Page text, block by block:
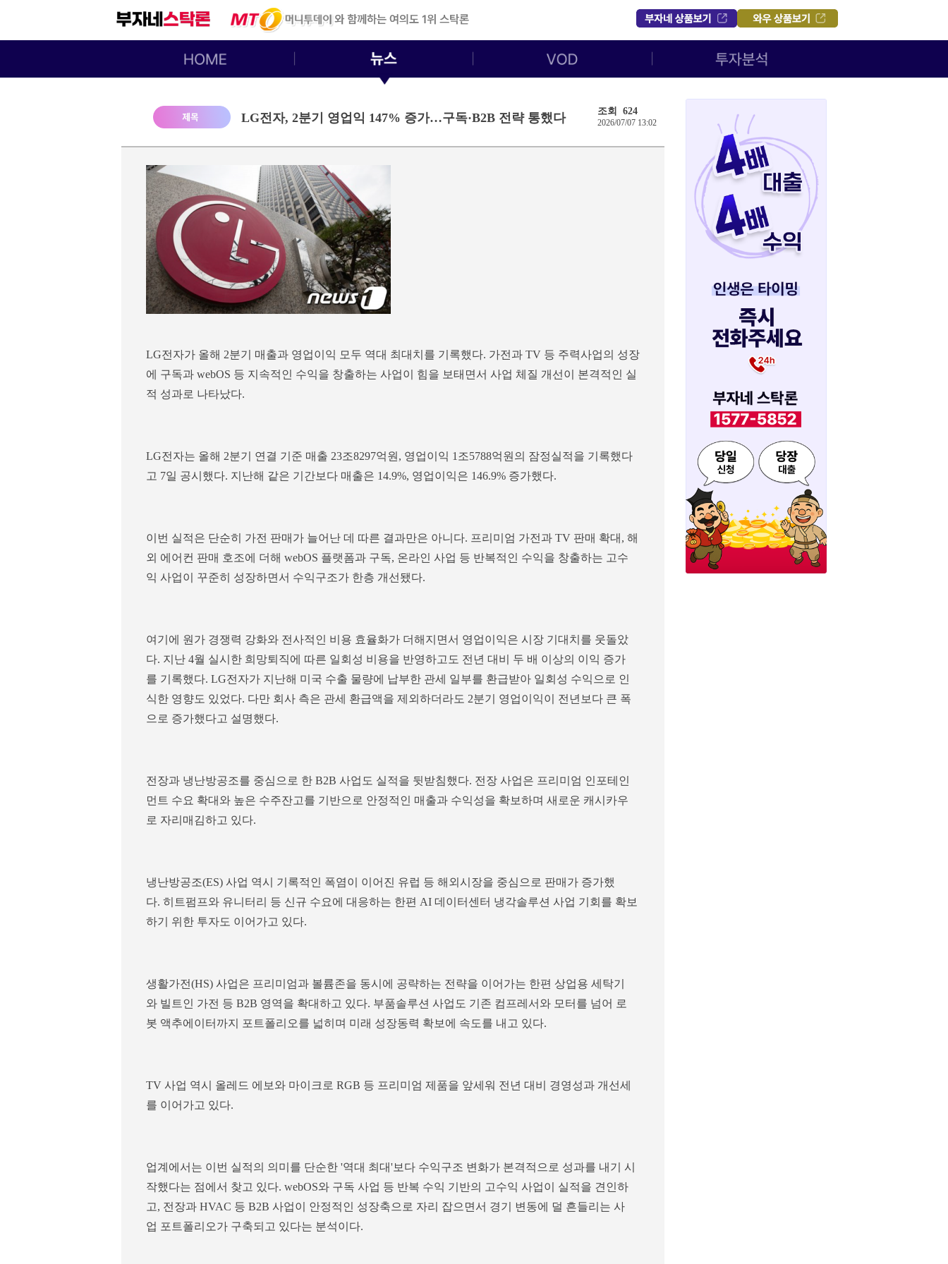
LG전자, 2분기 영업익 147% 증가…구독·B2B 전략 통했다 조회 624
2026/07/07 13:02
LG전자가 올해 2분기 매출과 영업이익 모두 역대 최대치를 기록했다. 가전과 TV 등 주력사업의 성장
에 구독과 webOS 등 지속적인 수익을 창출하는 사업이 힘을 보태면서 사업 체질 개선이 본격적인 실
적 성과로 나타났다.
LG전자는 올해 2분기 연결 기준 매출 23조8297억원, 영업이익 1조5788억원의 잠정실적을 기록했다
고 7일 공시했다. 지난해 같은 기간보다 매출은 14.9%, 영업이익은 146.9% 증가했다.
이번 실적은 단순히 가전 판매가 늘어난 데 따른 결과만은 아니다. 프리미엄 가전과 TV 판매 확대, 해
외 에어컨 판매 호조에 더해 webOS 플랫폼과 구독, 온라인 사업 등 반복적인 수익을 창출하는 고수
익 사업이 꾸준히 성장하면서 수익구조가 한층 개선됐다.
여기에 원가 경쟁력 강화와 전사적인 비용 효율화가 더해지면서 영업이익은 시장 기대치를 웃돌았
다. 지난 4월 실시한 희망퇴직에 따른 일회성 비용을 반영하고도 전년 대비 두 배 이상의 이익 증가
를 기록했다. LG전자가 지난해 미국 수출 물량에 납부한 관세 일부를 환급받아 일회성 수익으로 인
식한 영향도 있었다. 다만 회사 측은 관세 환급액을 제외하더라도 2분기 영업이익이 전년보다 큰 폭
으로 증가했다고 설명했다.
전장과 냉난방공조를 중심으로 한 B2B 사업도 실적을 뒷받침했다. 전장 사업은 프리미엄 인포테인
먼트 수요 확대와 높은 수주잔고를 기반으로 안정적인 매출과 수익성을 확보하며 새로운 캐시카우
로 자리매김하고 있다.
냉난방공조(ES) 사업 역시 기록적인 폭염이 이어진 유럽 등 해외시장을 중심으로 판매가 증가했
다. 히트펌프와 유니터리 등 신규 수요에 대응하는 한편 AI 데이터센터 냉각솔루션 사업 기회를 확보
하기 위한 투자도 이어가고 있다.
생활가전(HS) 사업은 프리미엄과 볼륨존을 동시에 공략하는 전략을 이어가는 한편 상업용 세탁기
와 빌트인 가전 등 B2B 영역을 확대하고 있다. 부품솔루션 사업도 기존 컴프레서와 모터를 넘어 로
봇 액추에이터까지 포트폴리오를 넓히며 미래 성장동력 확보에 속도를 내고 있다.
TV 사업 역시 올레드 에보와 마이크로 RGB 등 프리미엄 제품을 앞세워 전년 대비 경영성과 개선세
를 이어가고 있다.
업계에서는 이번 실적의 의미를 단순한 '역대 최대'보다 수익구조 변화가 본격적으로 성과를 내기 시
작했다는 점에서 찾고 있다. webOS와 구독 사업 등 반복 수익 기반의 고수익 사업이 실적을 견인하
고, 전장과 HVAC 등 B2B 사업이 안정적인 성장축으로 자리 잡으면서 경기 변동에 덜 흔들리는 사
업 포트폴리오가 구축되고 있다는 분석이다.